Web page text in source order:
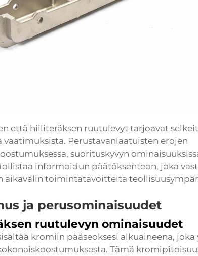
että hiiliteräksen ruutulevyt tarjoavat
Perustavanlaatuisten erojen
suorituskyvyn
informoidun päätöksenteon, joka
toimintatavoitteita
ja perusominaisuudet
ruutulevyn ominaisuudet
kromiin pääseoksesi alkuaineena, joka
Tämä